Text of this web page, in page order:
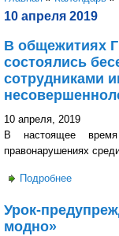
10 апреля 2019
В общежитиях
состоялись
сотрудниками
10 апреля, 2019
В настоящее
правонарушениях
Подробнее
делам
Урок-
модно»